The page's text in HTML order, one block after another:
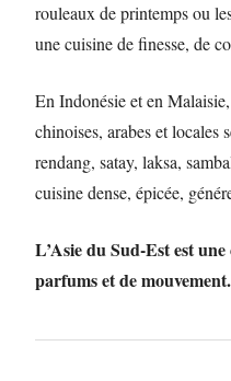
rouleaux de printemps ou
une cuisine de finesse, de
En Indonésie et en
chinoises, arabes et locales
rendang, satay, laksa,
cuisine dense, épicée,
L’Asie du Sud-Est est
parfums et de mouvement.